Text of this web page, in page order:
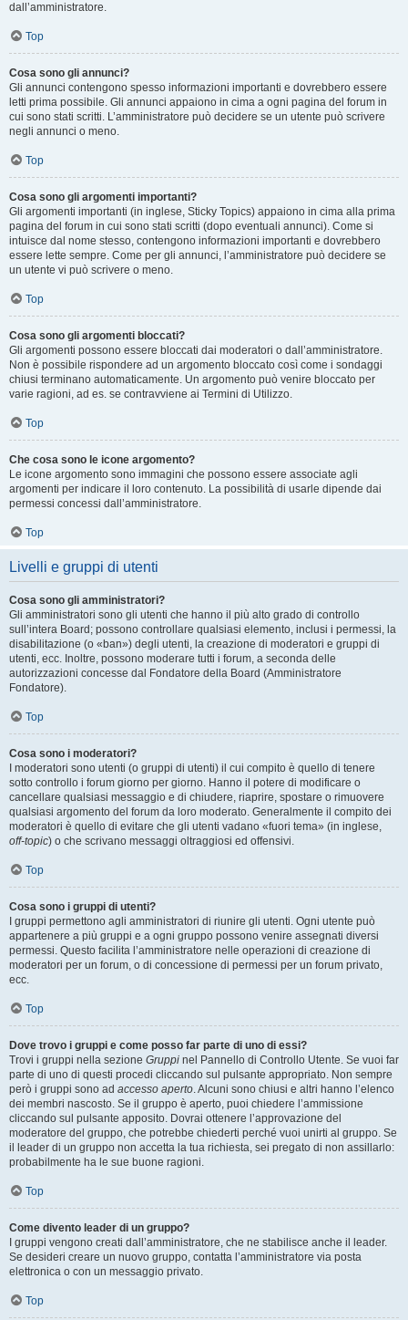
dall’amministratore.
Top
Cosa sono gli annunci?
Gli annunci contengono spesso informazioni importanti e dovrebbero essere
letti prima possibile. Gli annunci appaiono in cima a ogni pagina del forum in
cui sono stati scritti. L’amministratore può decidere se un utente può scrivere
negli annunci o meno.
Top
Cosa sono gli argomenti importanti?
Gli argomenti importanti (in inglese, Sticky Topics) appaiono in cima alla prima
pagina del forum in cui sono stati scritti (dopo eventuali annunci). Come si
intuisce dal nome stesso, contengono informazioni importanti e dovrebbero
essere lette sempre. Come per gli annunci, l’amministratore può decidere se
un utente vi può scrivere o meno.
Top
Cosa sono gli argomenti bloccati?
Gli argomenti possono essere bloccati dai moderatori o dall’amministratore.
Non è possibile rispondere ad un argomento bloccato così come i sondaggi
chiusi terminano automaticamente. Un argomento può venire bloccato per
varie ragioni, ad es. se contravviene ai Termini di Utilizzo.
Top
Che cosa sono le icone argomento?
Le icone argomento sono immagini che possono essere associate agli
argomenti per indicare il loro contenuto. La possibilità di usarle dipende dai
permessi concessi dall’amministratore.
Top
Livelli e gruppi di utenti
Cosa sono gli amministratori?
Gli amministratori sono gli utenti che hanno il più alto grado di controllo
sull’intera Board; possono controllare qualsiasi elemento, inclusi i permessi, la
disabilitazione (o «ban») degli utenti, la creazione di moderatori e gruppi di
utenti, ecc. Inoltre, possono moderare tutti i forum, a seconda delle
autorizzazioni concesse dal Fondatore della Board (Amministratore
Fondatore).
Top
Cosa sono i moderatori?
I moderatori sono utenti (o gruppi di utenti) il cui compito è quello di tenere
sotto controllo i forum giorno per giorno. Hanno il potere di modificare o
cancellare qualsiasi messaggio e di chiudere, riaprire, spostare o rimuovere
qualsiasi argomento del forum da loro moderato. Generalmente il compito dei
moderatori è quello di evitare che gli utenti vadano «fuori tema» (in inglese,
off-topic) o che scrivano messaggi oltraggiosi ed offensivi.
Top
Cosa sono i gruppi di utenti?
I gruppi permettono agli amministratori di riunire gli utenti. Ogni utente può
appartenere a più gruppi e a ogni gruppo possono venire assegnati diversi
permessi. Questo facilita l’amministratore nelle operazioni di creazione di
moderatori per un forum, o di concessione di permessi per un forum privato,
ecc.
Top
Dove trovo i gruppi e come posso far parte di uno di essi?
Trovi i gruppi nella sezione Gruppi nel Pannello di Controllo Utente. Se vuoi far
parte di uno di questi procedi cliccando sul pulsante appropriato. Non sempre
però i gruppi sono ad accesso aperto. Alcuni sono chiusi e altri hanno l’elenco
dei membri nascosto. Se il gruppo è aperto, puoi chiedere l’ammissione
cliccando sul pulsante apposito. Dovrai ottenere l’approvazione del
moderatore del gruppo, che potrebbe chiederti perché vuoi unirti al gruppo. Se
il leader di un gruppo non accetta la tua richiesta, sei pregato di non assillarlo:
probabilmente ha le sue buone ragioni.
Top
Come divento leader di un gruppo?
I gruppi vengono creati dall’amministratore, che ne stabilisce anche il leader.
Se desideri creare un nuovo gruppo, contatta l’amministratore via posta
elettronica o con un messaggio privato.
Top